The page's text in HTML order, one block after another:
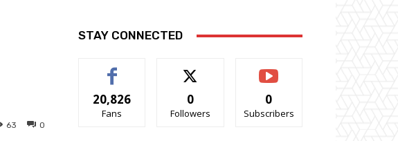
0
63
STAY CONNECTED
20,826
Fans
0
Followers
0
Subscribers